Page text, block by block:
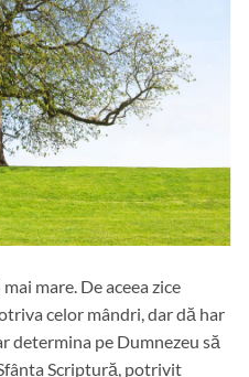
mare. De aceea zice
celor mândri, dar dă har
determina pe Dumnezeu să
Scriptură, potrivit